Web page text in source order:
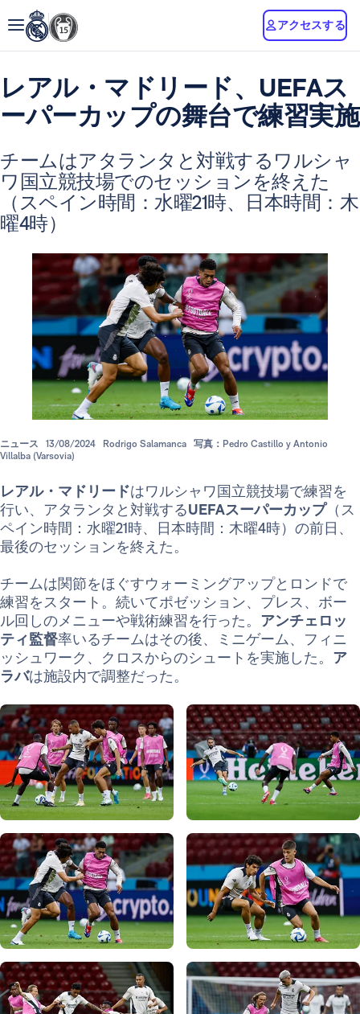
アクセスする
レアル・マドリード、UEFAス
ーパーカップの舞台で練習実施
チームはアタランタと対戦するワルシャ
ワ国立競技場でのセッションを終えた
（スペイン時間：水曜21時、日本時間：木
曜4時）
ニュース 13/08/2024 Rodrigo Salamanca
写真：Pedro Castillo y Antonio
Villalba (Varsovia)
レアル・マドリードはワルシャワ国立競技場で練習を
行い、アタランタと対戦するUEFAスーパーカップ（ス
ペイン時間：水曜21時、日本時間：木曜4時）の前日、
最後のセッションを終えた。
チームは関節をほぐすウォーミングアップとロンドで
練習をスタート。続いてポゼッション、プレス、ボー
ル回しのメニューや戦術練習を行った。 アンチェロッ
ティ監督率いるチームはその後、ミニゲーム、フィニ
ッシュワーク、クロスからのシュートを実施した。 ア
ラバは施設内で調整だった。